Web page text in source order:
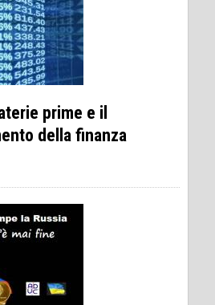
prime e il
della finanza